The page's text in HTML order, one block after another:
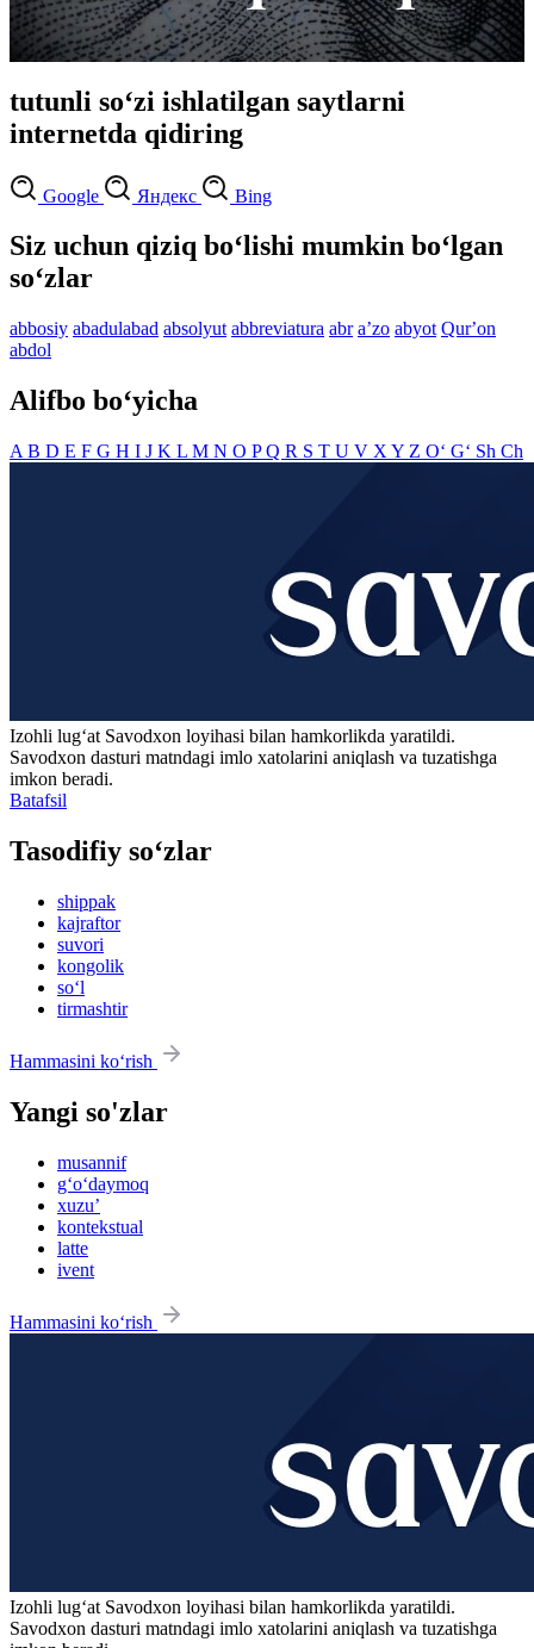
tutunli so‘zi ishlatilgan saytlarni
internetda qidiring
Google Яндекс Bing
Siz uchun qiziq bo‘lishi mumkin bo‘lgan
so‘zlar
abbosiy abadulabad absolyut abbreviatura abr aʼzo abyot Qurʼon
abdol
Alifbo bo‘yicha
A B D E F G H I J K L M N O PQ R S T U V X Y Z O‘ G‘ Sh Ch
Izohli lugʻat Savodxon loyihasi bilan hamkorlikda yaratildi.
Savodxon dasturi matndagi imlo xatolarini aniqlash va tuzatishga
imkon beradi.
Batafsil
Tasodifiy so‘zlar
shippak
kajraftor
suvori
kongolik
so‘l
tirmashtir
Hammasini ko‘rish
Yangi so'zlar
musannif
g‘o‘daymoq
xuzu’
kontekstual
latte
ivent
Hammasini ko‘rish
Izohli lugʻat Savodxon loyihasi bilan hamkorlikda yaratildi.
Savodxon dasturi matndagi imlo xatolarini aniqlash va tuzatishga